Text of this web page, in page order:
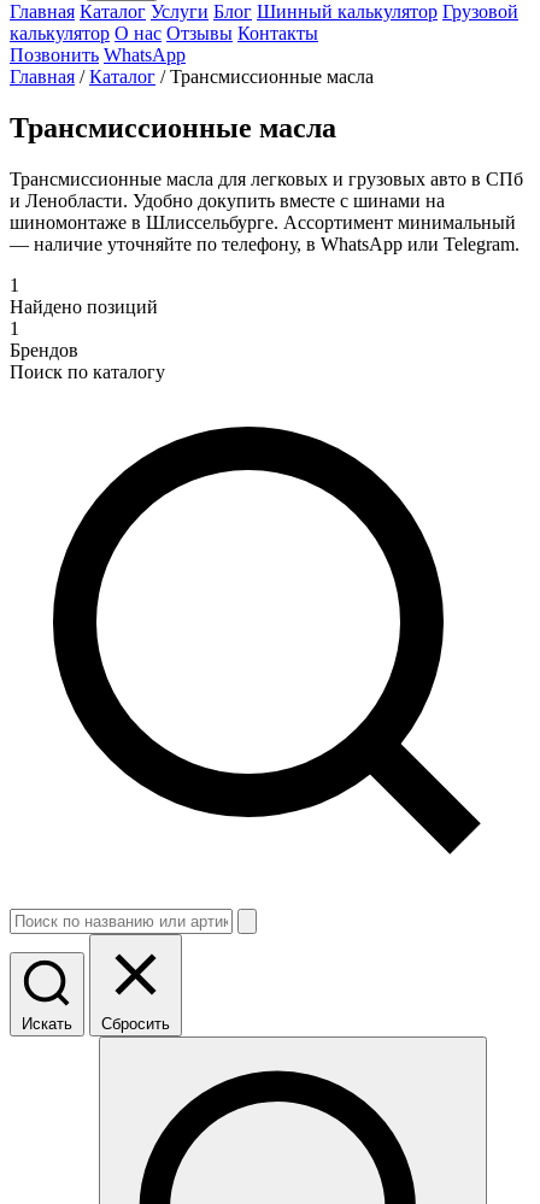
Главная Каталог Услуги Блог Шинный калькулятор Грузовой
калькулятор О нас Отзывы Контакты
Позвонить WhatsApp
Главная / Каталог / Трансмиссионные масла
Трансмиссионные масла
Трансмиссионные масла для легковых и грузовых авто в СПб
и Ленобласти. Удобно докупить вместе с шинами на
шиномонтаже в Шлиссельбурге. Ассортимент минимальный
— наличие уточняйте по телефону, в WhatsApp или Telegram.
1
Найдено позиций
1
Брендов
Поиск по каталогу
Искать Сбросить